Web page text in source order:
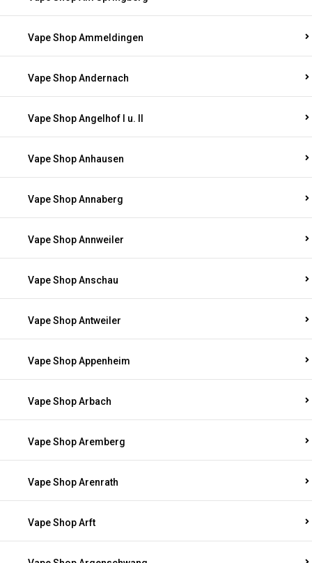
Vape Shop Ammeldingen
Vape Shop Andernach
Vape Shop Angelhof I u. II
Vape Shop Anhausen
Vape Shop Annaberg
Vape Shop Annweiler
Vape Shop Anschau
Vape Shop Antweiler
Vape Shop Appenheim
Vape Shop Arbach
Vape Shop Aremberg
Vape Shop Arenrath
Vape Shop Arft